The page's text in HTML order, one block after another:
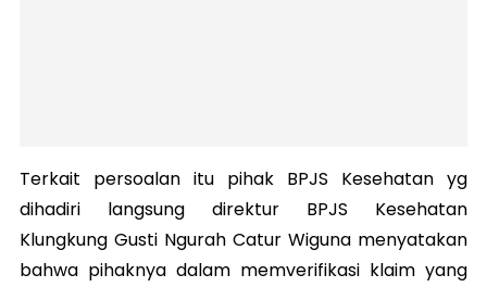
Terkait persoalan itu pihak BPJS Kesehatan yg
dihadiri langsung direktur BPJS Kesehatan
Klungkung Gusti Ngurah Catur Wiguna menyatakan
bahwa pihaknya dalam memverifikasi klaim yang